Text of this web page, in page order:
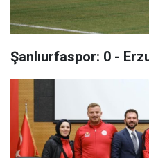
Şanlıurfaspor: 0 -